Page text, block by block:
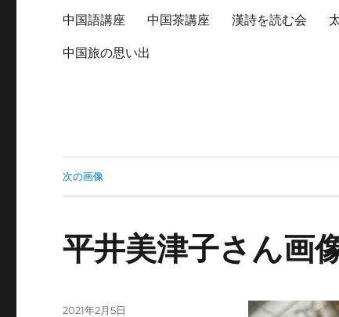
中国語講座 中国茶講座 漢詩を読む会
中国旅の思い出
次の画像
平井美津子さん画
投
2021年2月5日